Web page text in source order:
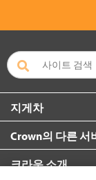
지게차
Crown의 다른 서
크라운 소개